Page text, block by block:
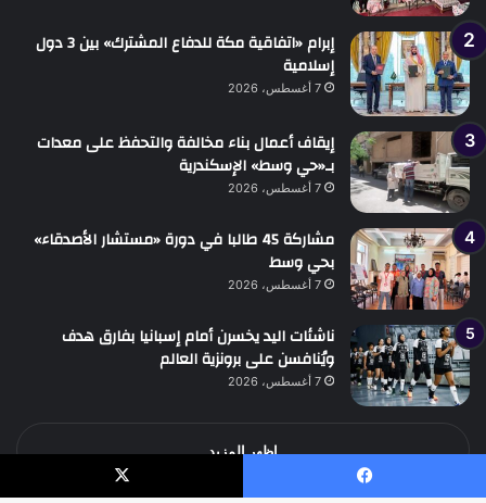
إبرام «اتفاقية مكة للدفاع المشترك» بين 3 دول
إسلامية
7 أغسطس، 2026
إيقاف أعمال بناء مخالفة والتحفظ على معدات
بـ«حي وسط» الإسكندرية
7 أغسطس، 2026
مشاركة 45 طالبا في دورة «مستشار الأصدقاء»
بحي وسط
7 أغسطس، 2026
ناشئات اليد يخسرن أمام إسبانيا بفارق هدف
ويُنافسن على برونزية العالم
7 أغسطس، 2026
اظهر المزيد
فيسبوك ‫X